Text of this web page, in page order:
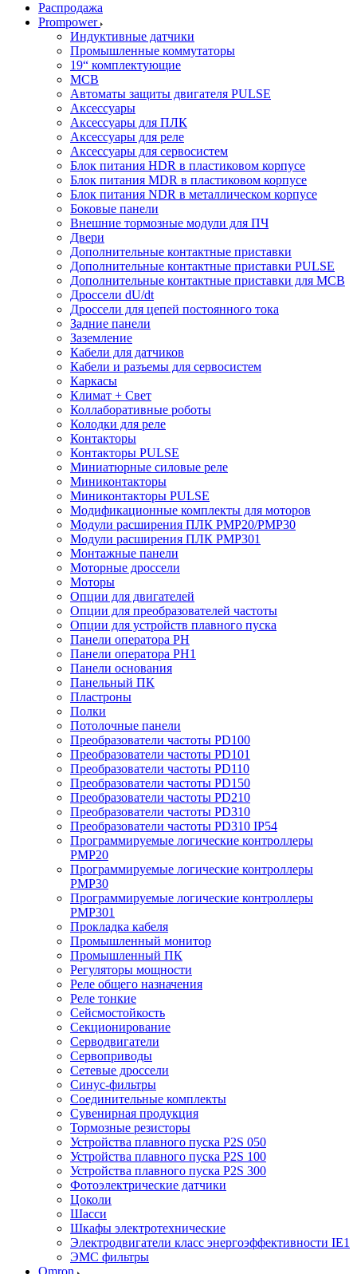
Распродажа
Prompower
Индуктивные датчики
Промышленные коммутаторы
19“ комплектующие
MCB
Автоматы защиты двигателя PULSE
Аксессуары
Аксессуары для ПЛК
Аксессуары для реле
Аксессуары для сервосистем
Блок питания HDR в пластиковом корпусе
Блок питания MDR в пластиковом корпусе
Блок питания NDR в металлическом корпусе
Боковые панели
Внешние тормозные модули для ПЧ
Двери
Дополнительные контактные приставки
Дополнительные контактные приставки PULSE
Дополнительные контактные приставки для MCB
Дроссели dU/dt
Дроссели для цепей постоянного тока
Задние панели
Заземление
Кабели для датчиков
Кабели и разъемы для сервосистем
Каркасы
Климат + Свет
Коллаборативные роботы
Колодки для реле
Контакторы
Контакторы PULSE
Миниатюрные силовые реле
Миниконтакторы
Миниконтакторы PULSE
Модификационные комплекты для моторов
Модули расширения ПЛК PMP20/PMP30
Модули расширения ПЛК PMP301
Монтажные панели
Моторные дроссели
Моторы
Опции для двигателей
Опции для преобразователей частоты
Опции для устройств плавного пуска
Панели оператора PH
Панели оператора PH1
Панели основания
Панельный ПК
Пластроны
Полки
Потолочные панели
Преобразователи частоты PD100
Преобразователи частоты PD101
Преобразователи частоты PD110
Преобразователи частоты PD150
Преобразователи частоты PD210
Преобразователи частоты PD310
Преобразователи частоты PD310 IP54
Программируемые логические контроллеры
PMP20
Программируемые логические контроллеры
PMP30
Программируемые логические контроллеры
PMP301
Прокладка кабеля
Промышленный монитор
Промышленный ПК
Регуляторы мощности
Реле общего назначения
Реле тонкие
Сейсмостойкость
Секционирование
Серводвигатели
Сервоприводы
Сетевые дроссели
Синус-фильтры
Соединительные комплекты
Сувенирная продукция
Тормозные резисторы
Устройства плавного пуска P2S 050
Устройства плавного пуска P2S 100
Устройства плавного пуска P2S 300
Фотоэлектрические датчики
Цоколи
Шасси
Шкафы электротехнические
Электродвигатели класс энергоэффективности IE1
ЭМС фильтры
Omron